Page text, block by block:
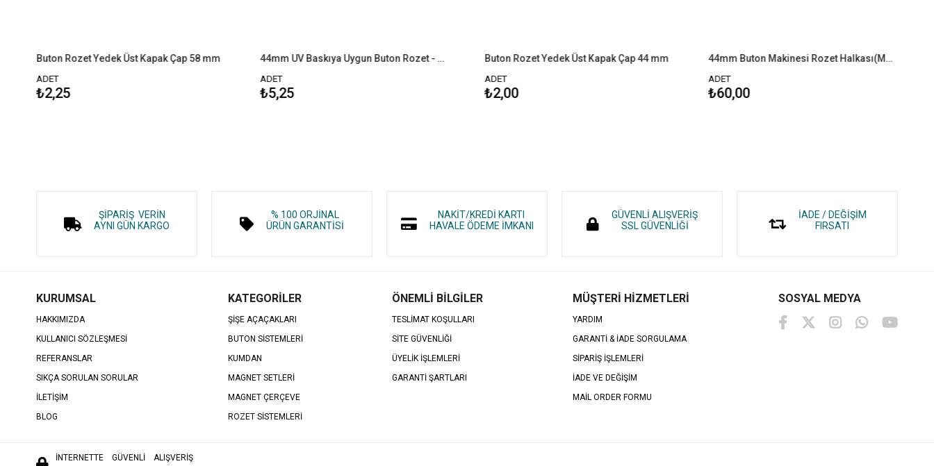
Buton Rozet Yedek Üst Kapak Çap 58 mm
ADET
₺2,25
44mm UV Baskıya Uygun Buton Rozet - 1000 Adet Montajlı
ADET
₺5,25
Buton Rozet Yedek Üst Kapak Çap 44 mm
ADET
₺2,00
44mm Buton Makinesi Rozet Halkası(Metal)
ADET
₺60,00
ŞİPARİŞ VERİN
AYNI GÜN KARGO
% 100 ORJİNAL
ÜRÜN GARANTİSİ
NAKİT/KREDİ KARTI
HAVALE ÖDEME İMKANI
GÜVENLİ ALIŞVERİŞ
SSL GÜVENLİĞİ
İADE / DEĞİŞİM
FIRSATI
KURUMSAL
HAKKIMIZDA
KULLANICI SÖZLEŞMESİ
REFERANSLAR
SIKÇA SORULAN SORULAR
İLETİŞİM
BLOG
KATEGORİLER
ŞİŞE AÇAÇAKLARI
BUTON SİSTEMLERİ
KUMDAN
MAGNET SETLERİ
MAGNET ÇERÇEVE
ROZET SİSTEMLERİ
ÖNEMLİ BİLGİLER
TESLİMAT KOŞULLARI
SİTE GÜVENLİĞİ
ÜYELİK İŞLEMLERİ
GARANTİ ŞARTLARI
MÜŞTERİ HİZMETLERİ
YARDIM
GARANTİ & İADE SORGULAMA
SİPARİŞ İŞLEMLERİ
İADE VE DEĞİŞİM
MAİL ORDER FORMU
SOSYAL MEDYA
İNTERNETTE GÜVENLİ ALIŞVERİŞ